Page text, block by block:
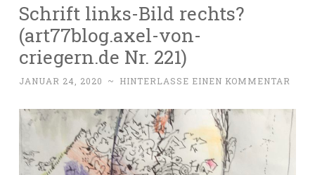
Schrift links-Bild rechts?
(art77blog.axel-von-
criegern.de Nr. 221)
JANUAR 24, 2020 ~ HINTERLASSE EINEN KOMMENTAR